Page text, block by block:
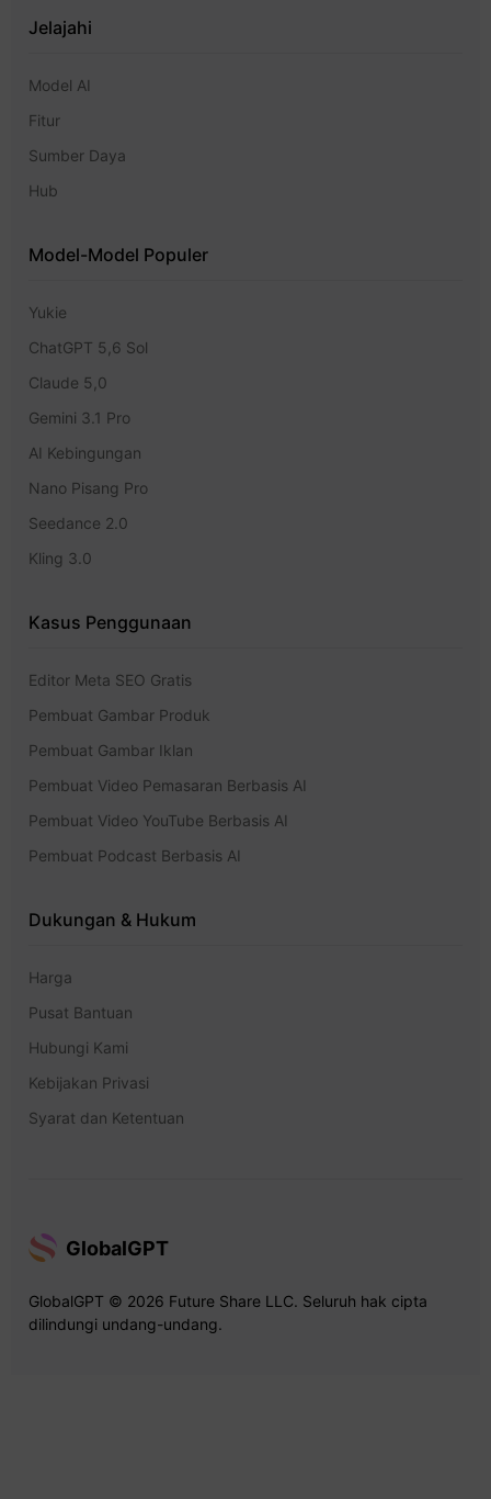
Jelajahi
Model AI
Fitur
Sumber Daya
Hub
Model-Model Populer
Yukie
ChatGPT 5,6 Sol
Claude 5,0
Gemini 3.1 Pro
AI Kebingungan
Nano Pisang Pro
Seedance 2.0
Kling 3.0
Kasus Penggunaan
Editor Meta SEO Gratis
Pembuat Gambar Produk
Pembuat Gambar Iklan
Pembuat Video Pemasaran Berbasis AI
Pembuat Video YouTube Berbasis AI
Pembuat Podcast Berbasis AI
Dukungan & Hukum
Harga
Pusat Bantuan
Hubungi Kami
Kebijakan Privasi
Syarat dan Ketentuan
GlobalGPT
GlobalGPT © 2026 Future Share LLC. Seluruh hak cipta
dilindungi undang-undang.